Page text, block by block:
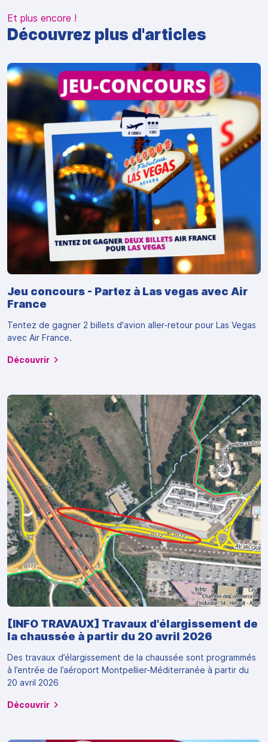
Et plus encore !
Découvrez plus d'articles
Jeu concours - Partez à Las vegas avec Air
France
Tentez de gagner 2 billets d'avion aller-retour pour Las Vegas
avec Air France.
Découvrir
[INFO TRAVAUX] Travaux d'élargissement de
la chaussée à partir du 20 avril 2026
Des travaux d’élargissement de la chaussée sont programmés
à l’entrée de l’aéroport Montpellier-Méditerranée à partir du
20 avril 2026
Découvrir